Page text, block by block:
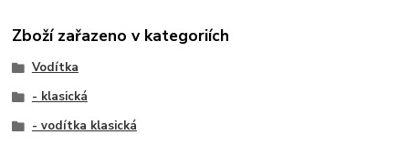
Zboží zařazeno v kategoriích
Vodítka
- klasická
- vodítka klasická